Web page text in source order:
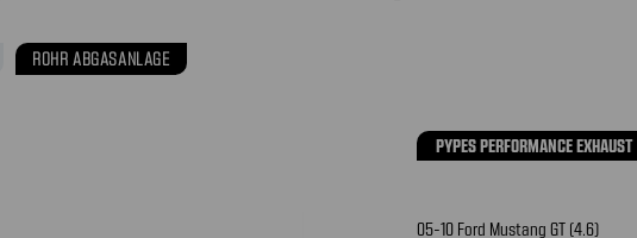
ROHR ABGASANLAGE
PYPES PERFORMANCE EXHAUST
05-10 Ford Mustang GT (4.6)